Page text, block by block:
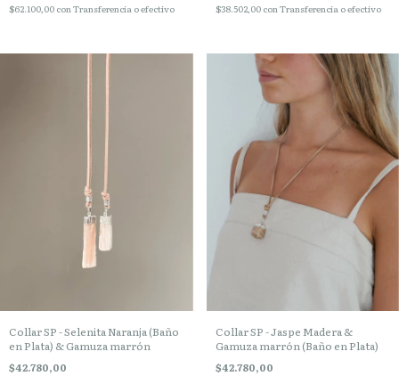
$62.100,00 conTransferencia o efectivo $38.502,00 conTransferencia o efectivo
Collar SP - Selenita Naranja (Baño
en Plata) & Gamuza marrón
$42.780,00
Collar SP - Jaspe Madera &
Gamuza marrón (Baño en Plata)
$42.780,00